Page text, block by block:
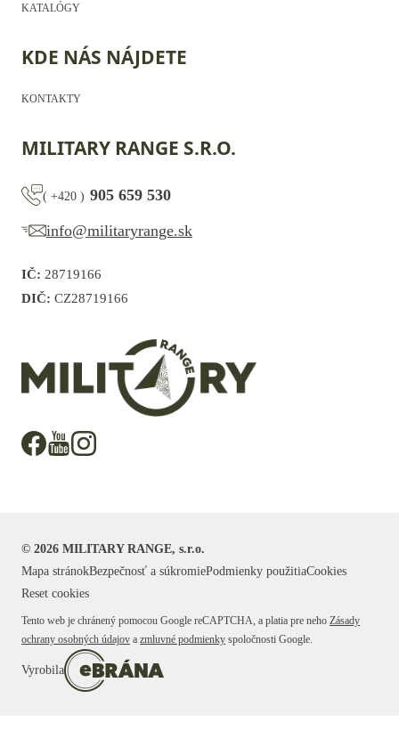
KATALÓGY
KDE NÁS NÁJDETE
KONTAKTY
MILITARY RANGE S.R.O.
( +420 ) 905 659 530
info@militaryrange.sk
IČ: 28719166
DIČ: CZ28719166
© 2026 MILITARY RANGE, s.r.o.
Mapa stránokBezpečnosť a súkromiePodmienky použitiaCookies
Reset cookies
Tento web je chránený pomocou Google reCAPTCHA, a platia pre neho Zásady
ochrany osobných údajov a zmluvné podmienky spoločnosti Google.
Vyrobila